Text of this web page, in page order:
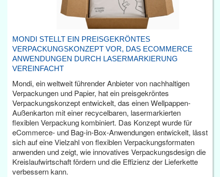
MONDI STELLT EIN PREISGEKRÖNTES
VERPACKUNGSKONZEPT VOR, DAS ECOMMERCE
ANWENDUNGEN DURCH LASERMARKIERUNG
VEREINFACHT
Mondi, ein weltweit führender Anbieter von nachhaltigen
Verpackungen und Papier, hat ein preisgekröntes
Verpackungskonzept entwickelt, das einen Wellpappen-
Außenkarton mit einer recycelbaren, lasermarkierten
flexiblen Verpackung kombiniert. Das Konzept wurde für
eCommerce- und Bag-in-Box-Anwendungen entwickelt, lässt
sich auf eine Vielzahl von flexiblen Verpackungsformaten
anwenden und zeigt, wie innovatives Verpackungsdesign die
Kreislaufwirtschaft fördern und die Effizienz der Lieferkette
verbessern kann.